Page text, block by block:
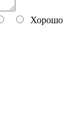
Хорошо